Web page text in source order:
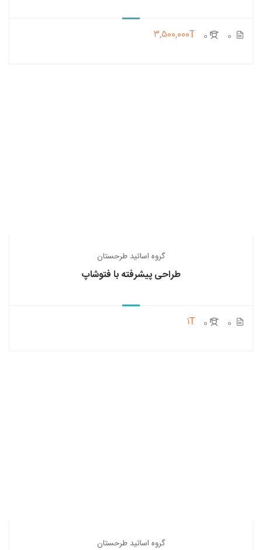
0
0
3,500,000T
گروه اساتید طرحستان
طراحی پیشرفته با فتوشاپ
0
0
1T
گروه اساتید طرحستان